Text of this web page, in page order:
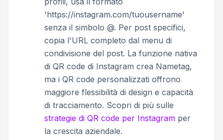
'https://instagram.com/tuousername'
senza il simbolo @. Per post specifici,
copia l'URL completo dal menu di
condivisione del post. La funzione nativa
di QR code di Instagram crea Nametag,
ma i QR code personalizzati offrono
maggiore flessibilità di design e capacità
di tracciamento. Scopri di più sulle
strategie di QR code per Instagram per
la crescita aziendale.